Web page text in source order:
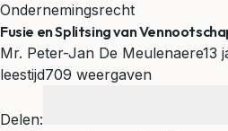
Ondernemingsrecht
Fusie en Splitsing van
Mr. Peter-Jan De Meulenaere13
leestijd709 weergaven
Delen: